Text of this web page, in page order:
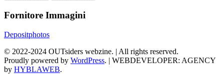
Fornitore Immagini
Depositphotos
© 2022-2024 OUTsiders webzine. | All rights reserved.
Proudly powered by WordPress. | WEBDEVELOPER: AGENCY
by HYBLAWEB.